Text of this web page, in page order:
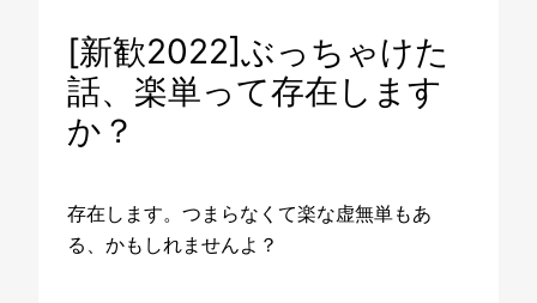
[新歓2022]ぶっちゃけた
話、楽単って存在します
か？
存在します。つまらなくて楽な虚無単もあ
る、かもしれませんよ？